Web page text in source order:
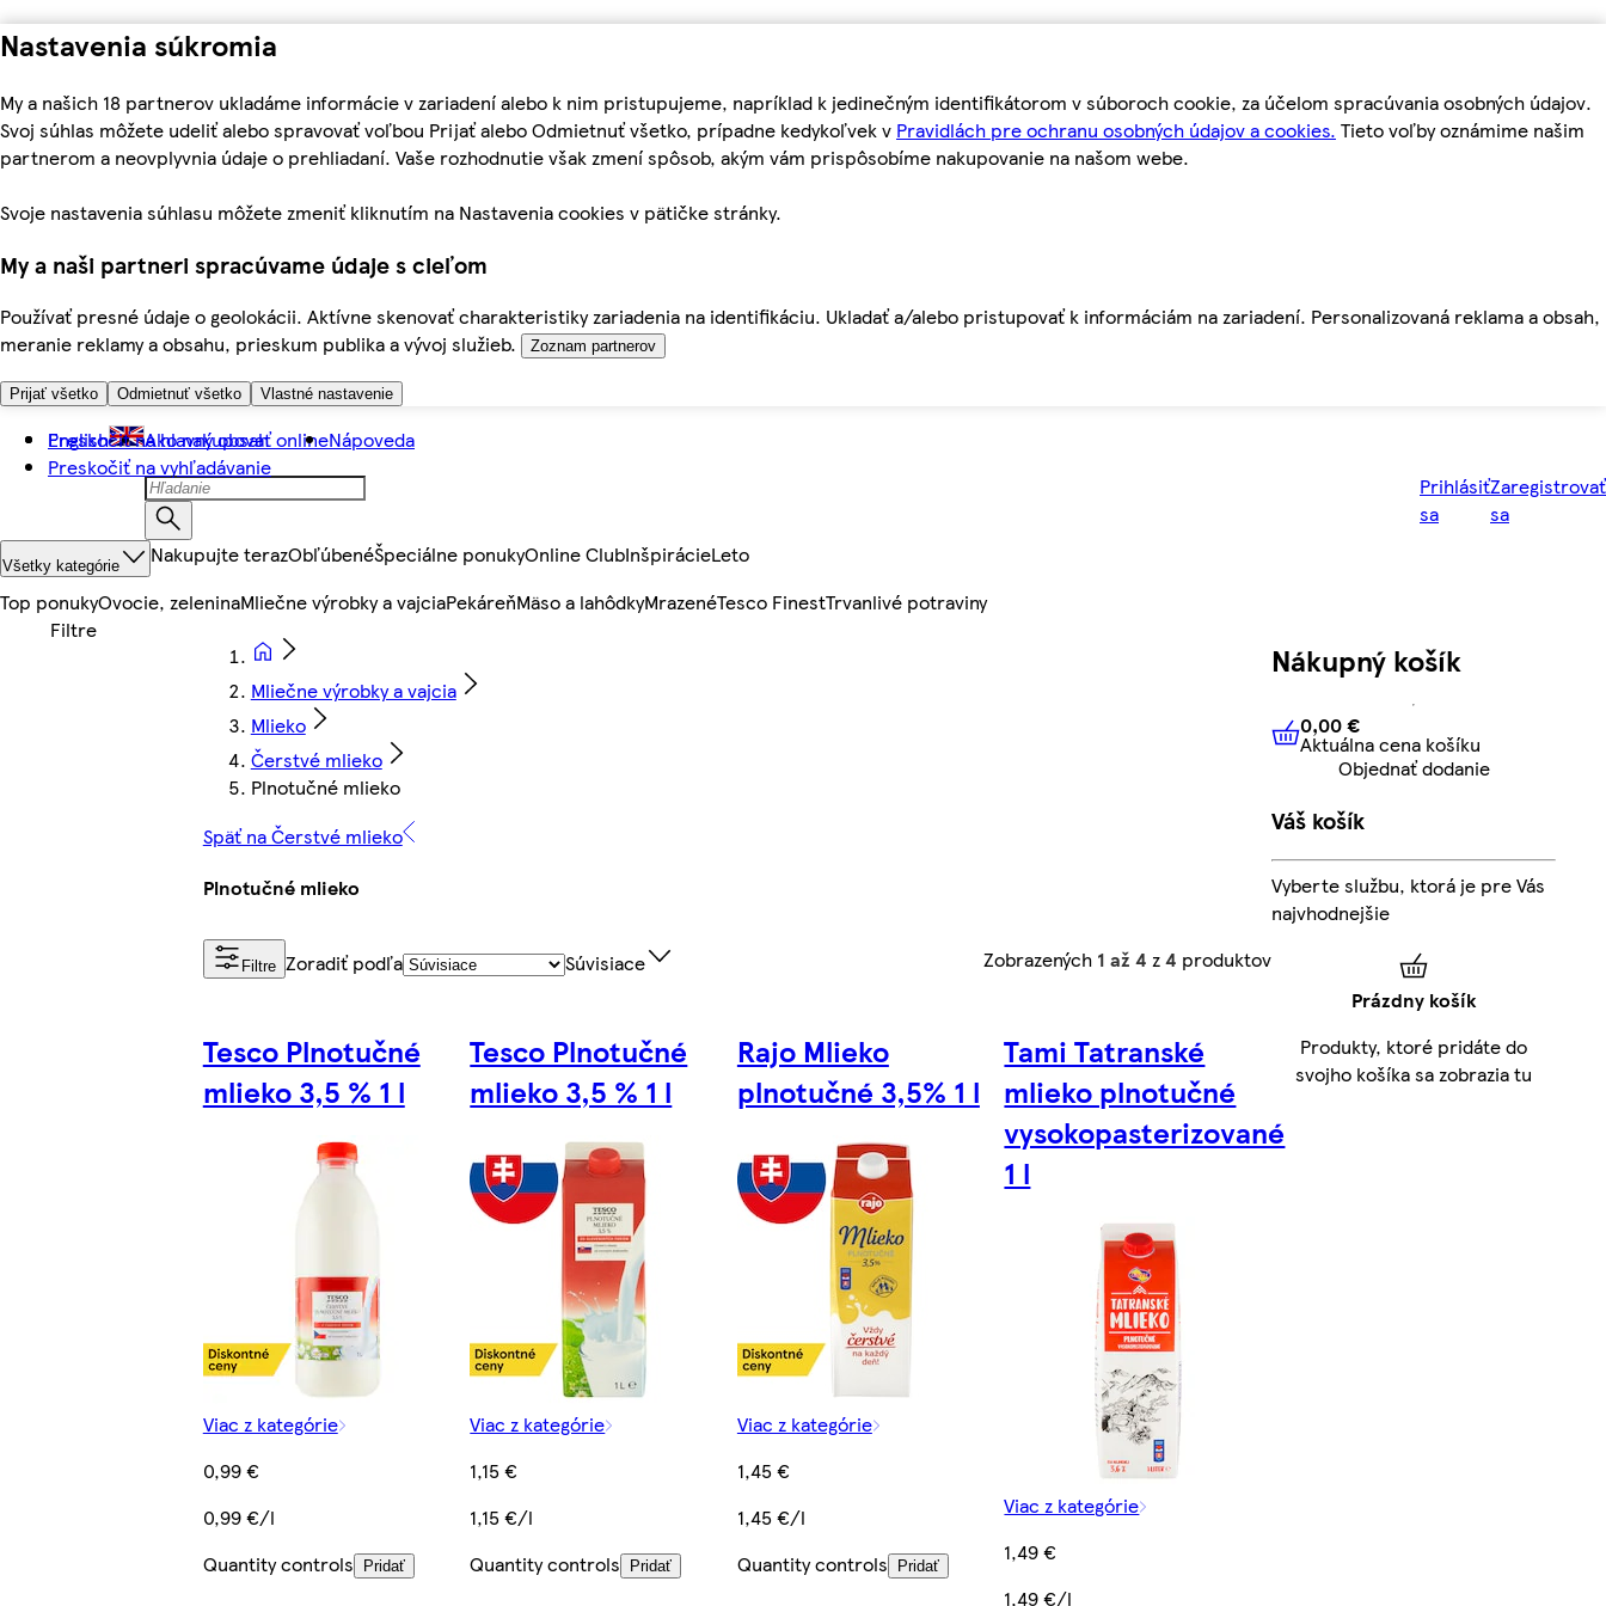
Nastavenia súkromia
My a našich 18 partnerov ukladáme informácie v zariadení alebo k nim pristupujeme, napríklad k jedinečným identifikátorom v súboroch cookie, za účelom spracúvania osobných údajov.
Svoj súhlas môžete udeliť alebo spravovať voľbou Prijať alebo Odmietnuť všetko, prípadne kedykoľvek v Pravidlách pre ochranu osobných údajov a cookies. Tieto voľby oznámime našim
partnerom a neovplyvnia údaje o prehliadaní. Vaše rozhodnutie však zmení spôsob, akým vám prispôsobíme nakupovanie na našom webe.
Svoje nastavenia súhlasu môžete zmeniť kliknutím na Nastavenia cookies v pätičke stránky.
My a naši partneri spracúvame údaje s cieľom
Používať presné údaje o geolokácii. Aktívne skenovať charakteristiky zariadenia na identifikáciu. Ukladať a/alebo pristupovať k informáciám na zariadení. Personalizovaná reklama a obsah,
meranie reklamy a obsahu, prieskum publika a vývoj služieb.
Zoznam partnerov
Prijať všetko Odmietnuť všetko Vlastné nastavenie
Preskočiť na hlavný obsah
Preskočiť na vyhľadávanie
English Ako nakupovať onlineNápoveda
Prihlásiť
sa
Zaregistrovať
sa
Všetky kategórie Nakupujte terazObľúbenéŠpeciálne ponukyOnline ClubInšpirácieLeto
Top ponukyOvocie, zeleninaMliečne výrobky a vajciaPekáreňMäso a lahôdkyMrazenéTesco FinestTrvanlivé potraviny
Mliečne výrobky a vajcia
Mlieko
Čerstvé mlieko
Plnotučné mlieko
Späť na Čerstvé mlieko
Plnotučné mlieko
Filtre Zoradiť podľa Súvisiace Zobrazených 1 až 4 z4 produktov
Tesco Plnotučné
mlieko 3,5 % 1 l
Viac z kategórie
0,99 €
0,99 €/l
Quantity controls
Pridať
Tesco Plnotučné
mlieko 3,5 % 1 l
Viac z kategórie
1,15 €
1,15 €/l
Quantity controls
Pridať
Rajo Mlieko
plnotučné 3,5% 1 l
Viac z kategórie
1,45 €
1,45 €/l
Quantity controls
Pridať
Tami Tatranské
mlieko plnotučné
vysokopasterizované
1 l
Viac z kategórie
1,49 €
1,49 €/l
Nákupný košík
0,00 € Aktuálna cena košíku
0,00 €
Aktuálna cena košíku
Objednať dodanie
Váš košík
Vyberte službu, ktorá je pre Vás
najvhodnejšie
Prázdny košík
Produkty, ktoré pridáte do
svojho košíka sa zobrazia tu